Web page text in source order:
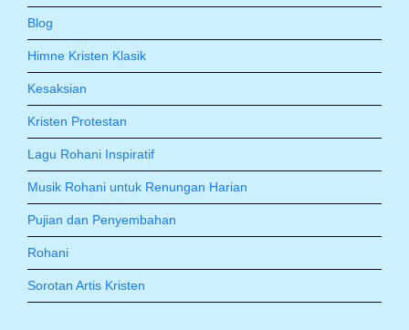
Blog
Himne Kristen Klasik
Kesaksian
Kristen Protestan
Lagu Rohani Inspiratif
Musik Rohani untuk Renungan Harian
Pujian dan Penyembahan
Rohani
Sorotan Artis Kristen